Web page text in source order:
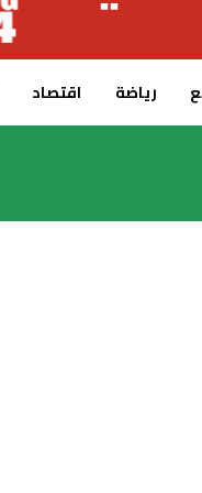
رياضة اقتصاد